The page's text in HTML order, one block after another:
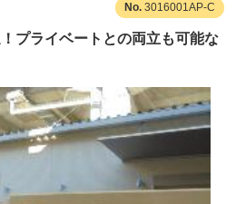
3016001AP-C
プライベートとの両立も可能な